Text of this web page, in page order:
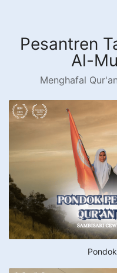
kontenPesantren
Al-
Menghafal